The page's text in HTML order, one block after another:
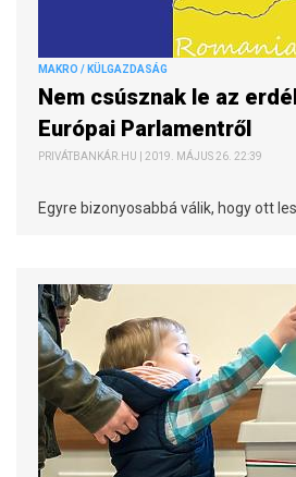
MAKRO / KÜLGAZDASÁG
Nem csúsznak le az
Európai Parlamentről
PRIVÁTBANKÁR.HU | 2019. MÁJUS 26. 22:39
Egyre bizonyosabbá válik, hogy ott